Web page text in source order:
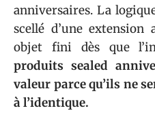
anniversaires. La
scellé d’une
objet fini dès que
produits sealed
valeur parce qu’ils ne
à l’identique.